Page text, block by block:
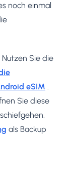
noch einmal
Sie die
eSIM .
Sie diese
als Backup